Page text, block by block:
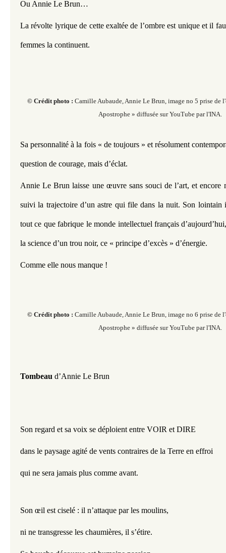
Ou Annie Le Brun…
La révolte lyrique de cette exaltée de l’ombre est unique et il
femmes la continuent.
© Crédit photo : Camille Aubaude, Annie Le Brun, image no 5 prise de
Apostrophe » diffusée sur YouTube par l'INA.
Sa personnalité à la fois « de toujours » et résolument
question de courage, mais d’éclat.
Annie Le Brun laisse une œuvre sans souci de l’art, et encore
suivi la trajectoire d’un astre qui file dans la nuit. Son lointain
tout ce que fabrique le monde intellectuel français
la science d’un trou noir, ce « principe d’excès » d’énergie.
Comme elle nous manque !
© Crédit photo : Camille Aubaude, Annie Le Brun, image no 6 prise de
Apostrophe » diffusée sur YouTube par l'INA.
Tombeau d’Annie Le Brun
Son regard et sa voix se déploient entre VOIR et DIRE
dans le paysage agité de vents contraires de la Terre en effroi
qui ne sera jamais plus comme avant.
Son œil est ciselé : il n’attaque par les moulins,
ni ne transgresse les chaumières, il s’étire.